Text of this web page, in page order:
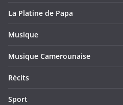
La Platine de Papa
Musique
Musique Camerounaise
Récits
Sport